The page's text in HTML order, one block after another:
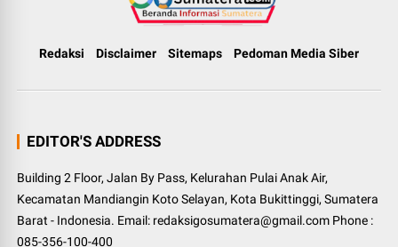
Redaksi Disclaimer Sitemaps Pedoman Media Siber
EDITOR'S ADDRESS
Building 2 Floor, Jalan By Pass, Kelurahan Pulai Anak Air,
Kecamatan Mandiangin Koto Selayan, Kota Bukittinggi, Sumatera
Barat - Indonesia. Email: redaksigosumatera@gmail.com Phone :
085-356-100-400